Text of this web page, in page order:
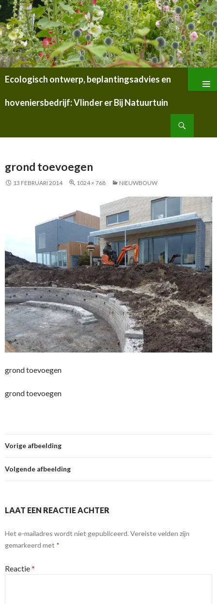
Ecologisch ontwerp, beplantingsadvies en
hoveniersbedrijf: Vlinder er Bij Natuurtuin
NAAR
INHOUD
grond toevoegen
13 FEBRUARI 2014 1024 × 768 NIEUWBOUW
grond toevoegen
grond toevoegen
Vorige afbeelding
Volgende afbeelding
LAAT EEN REACTIE ACHTER
Het e-mailadres wordt niet gepubliceerd. Vereiste velden zijn
gemarkeerd met *
Reactie*